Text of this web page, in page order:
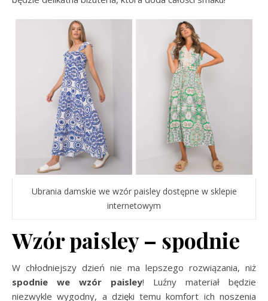
Ubrania damskie we wzór paisley dostępne w sklepie
internetowym
Wzór paisley – spodnie
W chłodniejszy dzień nie ma lepszego rozwiązania, niż
spodnie we wzór paisley! Luźny materiał będzie
niezwykle wygodny, a dzięki temu komfort ich noszenia